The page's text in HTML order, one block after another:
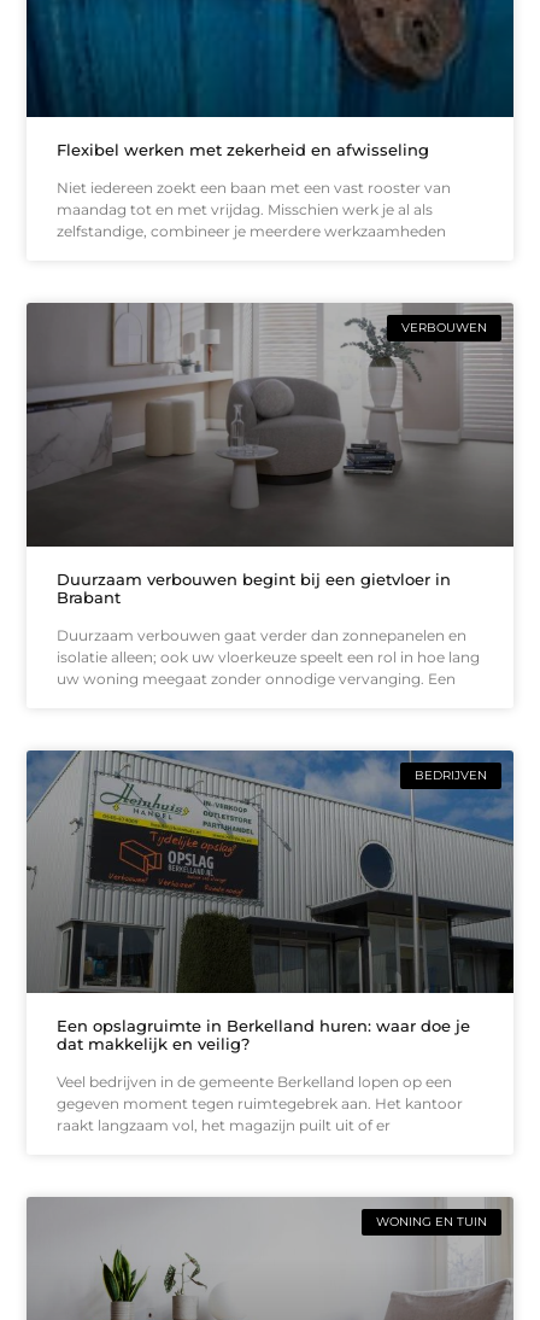
Flexibel werken met zekerheid en afwisseling
Niet iedereen zoekt een baan met een vast rooster van
maandag tot en met vrijdag. Misschien werk je al als
zelfstandige, combineer je meerdere werkzaamheden
VERBOUWEN
Duurzaam verbouwen begint bij een gietvloer in
Brabant
Duurzaam verbouwen gaat verder dan zonnepanelen en
isolatie alleen; ook uw vloerkeuze speelt een rol in hoe lang
uw woning meegaat zonder onnodige vervanging. Een
BEDRIJVEN
Een opslagruimte in Berkelland huren: waar doe je
dat makkelijk en veilig?
Veel bedrijven in de gemeente Berkelland lopen op een
gegeven moment tegen ruimtegebrek aan. Het kantoor
raakt langzaam vol, het magazijn puilt uit of er
WONING EN TUIN